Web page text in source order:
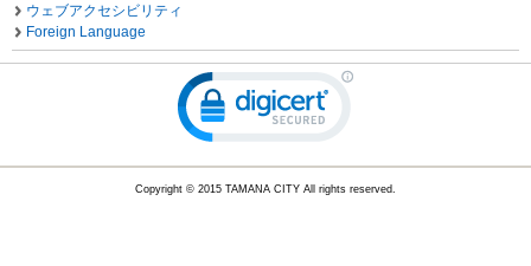
ウェブアクセシビリティ
Foreign Language
Copyright © 2015 TAMANA CITY All rights reserved.